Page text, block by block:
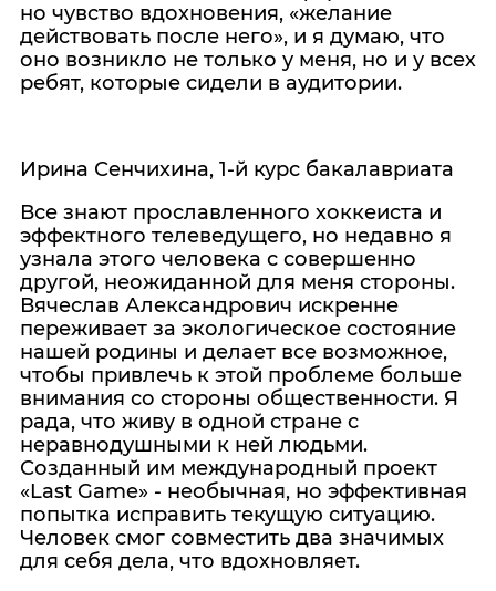
но чувство вдохновения, «желание
действовать после него», и я думаю, что
оно возникло не только у меня, но и у всех
ребят, которые сидели в аудитории.
Ирина Сенчихина, 1-й курс бакалавриата
Все знают прославленного хоккеиста и
эффектного телеведущего, но недавно я
узнала этого человека с совершенно
другой, неожиданной для меня стороны.
Вячеслав Александрович искренне
переживает за экологическое состояние
нашей родины и делает все возможное,
чтобы привлечь к этой проблеме больше
внимания со стороны общественности. Я
рада, что живу в одной стране с
неравнодушными к ней людьми.
Созданный им международный проект
«Last Game» - необычная, но эффективная
попытка исправить текущую ситуацию.
Человек смог совместить два значимых
для себя дела, что вдохновляет.